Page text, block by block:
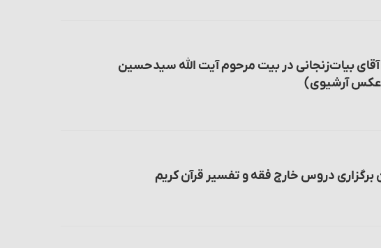
بیات‌زنجانی در بیت مرحوم آیت الله سیدحسین
آرشیوی)
برگزاری دروس خارج فقه و تفسیر قرآن کریم